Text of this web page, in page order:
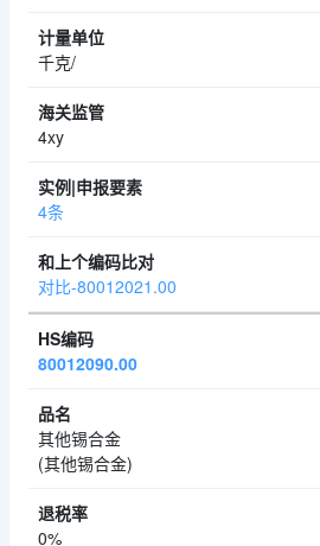
千克/
4xy
4条
对比-80012021.00
80012090.00
其他锡合金
(其他锡合金)
0%